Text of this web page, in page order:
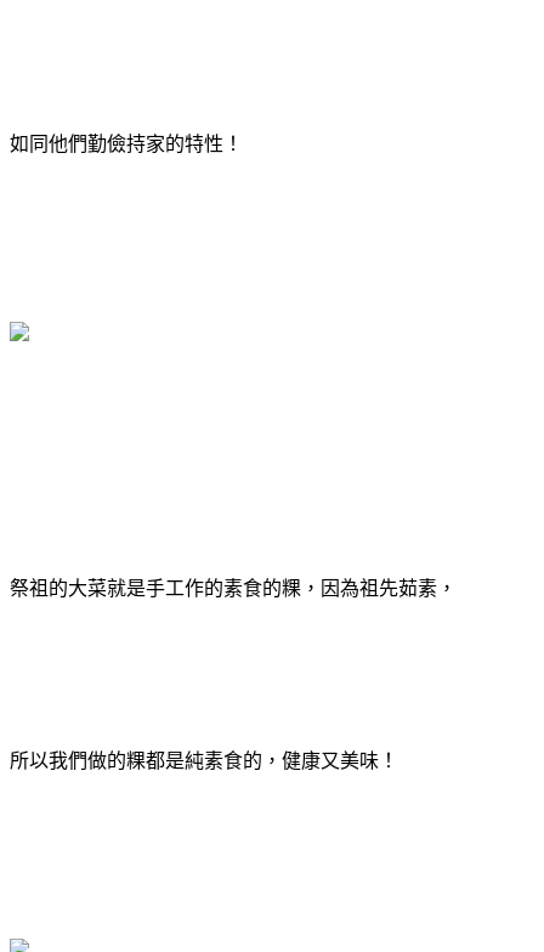
如同他們勤儉持家的特性！
祭祖的大菜就是手工作的素食的粿，因為祖先茹素，
所以我們做的粿都是純素食的，健康又美味！